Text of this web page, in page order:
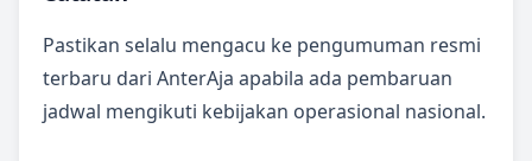
Pastikan selalu mengacu ke pengumuman resmi
terbaru dari AnterAja apabila ada pembaruan
jadwal mengikuti kebijakan operasional nasional.